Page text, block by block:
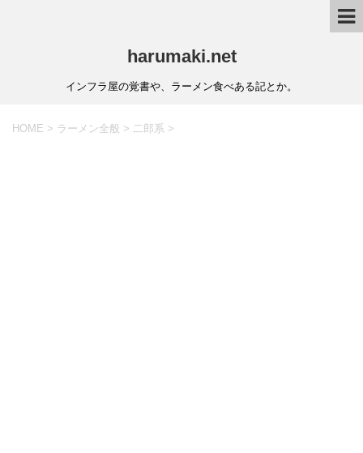
harumaki.net
インフラ屋の覚書や、ラーメン食べある記とか。
HOME > ラーメン全般 > 二郎系 >